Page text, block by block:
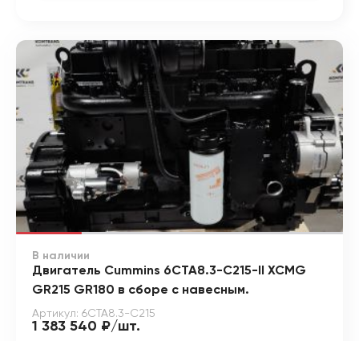
В наличии
Двигатель Cummins 6CTA8.3-C215-II XCMG
GR215 GR180 в сборе с навесным.
Артикул: 6CTA8.3-C215
1 383 540 ₽/шт.